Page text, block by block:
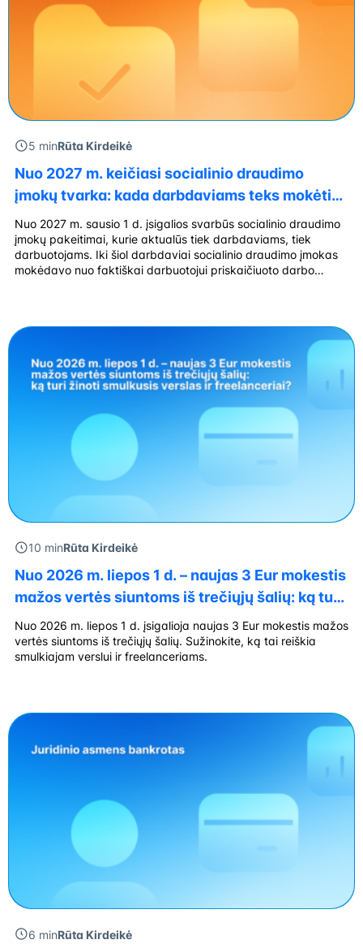
5 minRūta Kirdeikė
Nuo 2027 m. keičiasi socialinio draudimo
įmokų tvarka: kada darbdaviams teks mokėti
VSD ir PSD nuo MMA?
Nuo 2027 m. sausio 1 d. įsigalios svarbūs socialinio draudimo
įmokų pakeitimai, kurie aktualūs tiek darbdaviams, tiek
darbuotojams. Iki šiol darbdaviai socialinio draudimo įmokas
mokėdavo nuo faktiškai darbuotojui priskaičiuoto darbo
10 minRūta Kirdeikė
Nuo 2026 m. liepos 1 d. – naujas 3 Eur mokestis
mažos vertės siuntoms iš trečiųjų šalių: ką turi
žinoti smulkusis verslas ir freelanceriai?
Nuo 2026 m. liepos 1 d. įsigalioja naujas 3 Eur mokestis mažos
vertės siuntoms iš trečiųjų šalių. Sužinokite, ką tai reiškia
smulkiajam verslui ir freelanceriams.
6 minRūta Kirdeikė